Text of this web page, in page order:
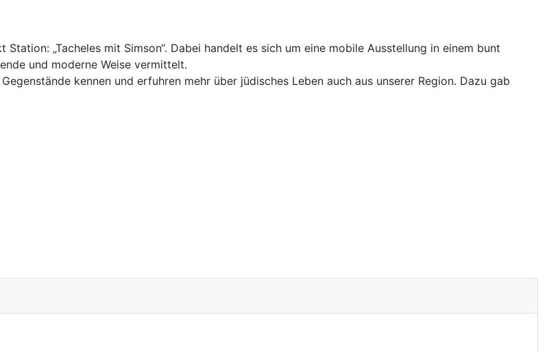
„Tacheles mit Simson“. Dabei handelt es sich um eine mobile Ausstellung in einem bunt
und moderne Weise vermittelt.
kennen und erfuhren mehr über jüdisches Leben auch aus unserer Region. Dazu gab